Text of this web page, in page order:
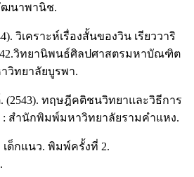
ฒนาพานิช.
วิเคราะห์เรื่องสั้นของวิน เรียววาริ
วิทยานิพนธ์ศิลปศาสตรมหาบัณฑิต
วิทยาลัยบูรพา.
ทฤษฎีคติชนวิทยาและวิธีการ
สำนักพิมพ์มหาวิทยาลัยรามคำแหง.
เด็กแนว. พิมพ์ครั้งที่ 2.